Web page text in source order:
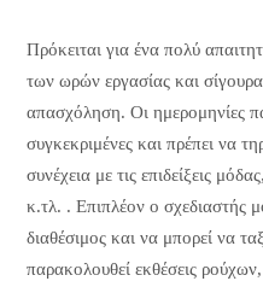
Πρόκειται για ένα πολύ
των ωρών εργασίας και
απασχόληση. Οι ημερομηνίες
συγκεκριμένες και πρέπει να
συνέχεια με τις επιδείξεις
κ.τλ. . Επιπλέον ο σχεδιαστής
διαθέσιμος και να μπορεί να
παρακολουθεί εκθέσεις